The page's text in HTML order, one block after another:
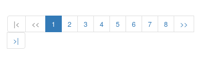
|< << 1 2 3 4 5 6 7 8
>>
>|